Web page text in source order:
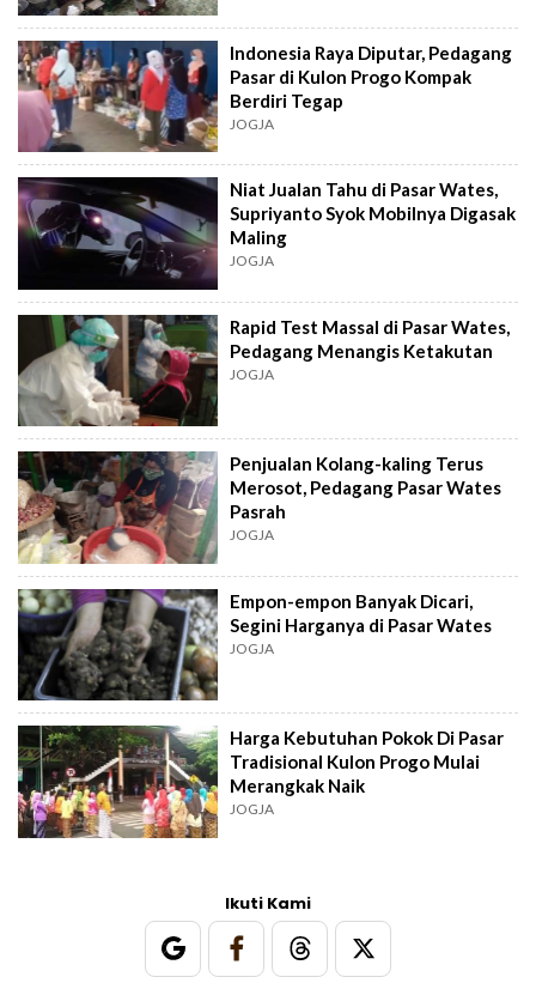
Indonesia Raya Diputar, Pedagang
Pasar di Kulon Progo Kompak
Berdiri Tegap
JOGJA
Niat Jualan Tahu di Pasar Wates,
Supriyanto Syok Mobilnya Digasak
Maling
JOGJA
Rapid Test Massal di Pasar Wates,
Pedagang Menangis Ketakutan
JOGJA
Penjualan Kolang-kaling Terus
Merosot, Pedagang Pasar Wates
Pasrah
JOGJA
Empon-empon Banyak Dicari,
Segini Harganya di Pasar Wates
JOGJA
Harga Kebutuhan Pokok Di Pasar
Tradisional Kulon Progo Mulai
Merangkak Naik
JOGJA
Ikuti Kami